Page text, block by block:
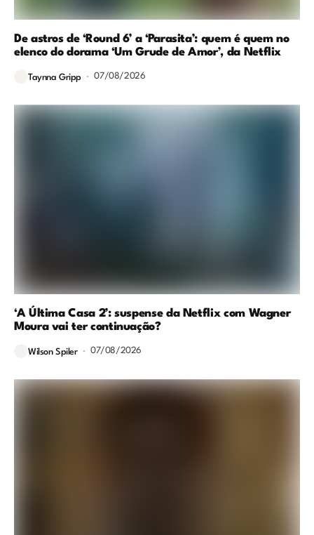
De astros de ‘Round 6’ a ‘Parasita’: quem é quem no
elenco do dorama ‘Um Grude de Amor’, da Netflix
Taynna Gripp 07/08/2026
‘A Última Casa 2’: suspense da Netflix com Wagner
Moura vai ter continuação?
Wilson Spiler 07/08/2026